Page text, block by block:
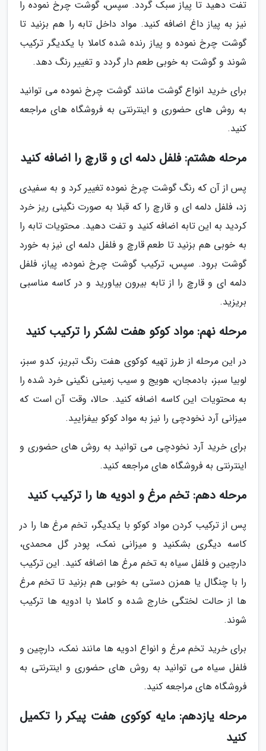
تفت دهید تا پیاز سبک گردد. سپس، گوشت چرخ نموده را
نیز به پیاز داغ اضافه کنید. مواد داخل تابه را هم بزنید تا
گوشت چرخ نموده و پیاز رنده شده کاملا با یکدیگر ترکیب
شوند و گوشت به خوبی طعم دار گردد و تغییر رنگ دهد.
برای خرید انواع گوشت مانند گوشت چرخ نموده می توانید
به روش های حضوری و اینترنتی به فروشگاه های مراجعه
کنید.
مرحله هشتم: فلفل دلمه ای و قارچ را اضافه کنید
پس از آن که رنگ گوشت چرخ نموده تغییر کرد و به سفیدی
زد، فلفل دلمه ای و قارچ را که قبلا به صورت نگینی ریز خرد
کردید به این تابه اضافه کنید و تفت دهید. محتویات تابه را
به خوبی هم بزنید تا طعم قارچ و فلفل دلمه ای نیز به خورد
گوشت برود. سپس، ترکیب گوشت چرخ نموده، پیاز، فلفل
دلمه ای و قارچ را از تابه بیرون بیاورید و در کاسه مناسبی
بریزید.
مرحله نهم: مواد کوکو هفت لشکر را ترکیب کنید
در این مرحله از طرز تهیه کوکوی هفت رنگ تبریز، کدو سبز،
لوبیا سبز، بادمجان، هویج و سیب زمینی نگینی خرد شده را
به محتویات این کاسه اضافه کنید. حالا، وقت آن است که
میزانی آرد نخودچی را نیز به مواد کوکو بیفزایید.
برای خرید آرد نخودچی می توانید به روش های حضوری و
اینترنتی به فروشگاه های مراجعه کنید.
مرحله دهم: تخم مرغ و ادویه ها را ترکیب کنید
پس از ترکیب کردن مواد کوکو با یکدیگر، تخم مرغ ها را در
کاسه دیگری بشکنید و میزانی نمک، پودر گل محمدی،
دارچین و فلفل سیاه به تخم مرغ ها اضافه کنید. این ترکیب
را با چنگال یا همزن دستی به خوبی هم بزنید تا تخم مرغ
ها از حالت لختگی خارج شده و کاملا با ادویه ها ترکیب
شوند.
برای خرید تخم مرغ و انواع ادویه ها مانند نمک، دارچین و
فلفل سیاه می توانید به روش های حضوری و اینترنتی به
فروشگاه های مراجعه کنید.
مرحله یازدهم: مایه کوکوی هفت پیکر را تکمیل
کنید